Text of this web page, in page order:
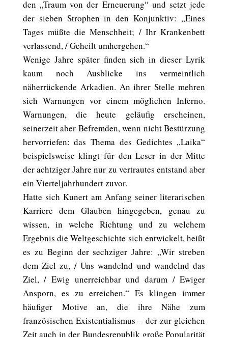
den „Traum von der Erneuerung“ und setzt jede
der sieben Strophen in den Konjunktiv: „Eines
Tages müßte die Menschheit; / Ihr Krankenbett
verlassend, / Geheilt umhergehen.“
Wenige Jahre später finden sich in dieser Lyrik
kaum noch Ausblicke ins vermeintlich
näherrückende Arkadien. An ihrer Stelle mehren
sich Warnungen vor einem möglichen Inferno.
Warnungen, die heute geläufig erscheinen,
seinerzeit aber Befremden, wenn nicht Bestürzung
hervorriefen: das Thema des Gedichtes „Laika“
beispielsweise klingt für den Leser in der Mitte
der achtziger Jahre nur zu vertrautes entstand aber
ein Vierteljahrhundert zuvor.
Hatte sich Kunert am Anfang seiner literarischen
Karriere dem Glauben hingegeben, genau zu
wissen, in welche Richtung und zu welchem
Ergebnis die Weltgeschichte sich entwickelt, heißt
es zu Beginn der sechziger Jahre: „Wir streben
dem Ziel zu, / Uns wandelnd und wandelnd das
Ziel, / Ewig unerreichbar und darum / Ewiger
Ansporn, es zu erreichen.“ Es klingen immer
häufiger Motive an, die ihre Nähe zum
französischen Existentialismus – der zur gleichen
Zeit auch in der Bundesrepublik große Popularität